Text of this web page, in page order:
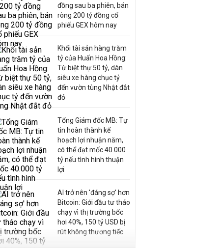
đồng sau ba phiên, bán
ròng 200 tỷ đồng cổ
phiếu GEX hôm nay
Khối tài sản hàng trăm
tỷ của Huấn Hoa Hồng:
Từ biệt thự 50 tỷ, dàn
siêu xe hàng chục tỷ
đến vườn tùng Nhật đắt
đỏ
Tổng Giám đốc MB: Tự
tin hoàn thành kế
hoạch lợi nhuận năm,
có thể đạt mốc 40.000
tỷ nếu tình hình thuận
lợi
AI trở nên 'đáng sợ' hơn
Bitcoin: Giới đầu tư tháo
chạy vì thị trường bốc
hơi 40%, 150 tỷ USD bị
rút không thương tiếc